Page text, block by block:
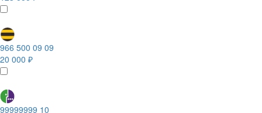
966 500 09 09
20 000 ₽
99999999 10